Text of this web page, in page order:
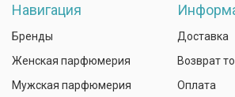
Навигация
Бренды
Женская парфюмерия
Мужская парфюмерия
Доставка
Возврат
Оплата